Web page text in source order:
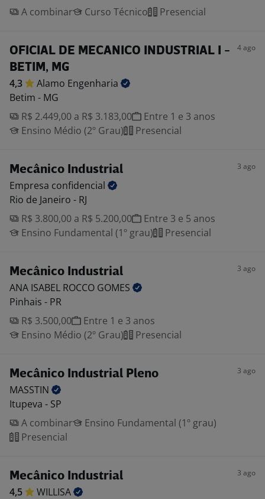
A combinar
Curso Técnico Presencial
OFICIAL DE MECANICO INDUSTRIAL I -
BETIM, MG
4 ago
4,3 Alamo Engenharia
Betim - MG
R$ 2.449,00 a R$ 3.183,00
Entre 1 e 3 anos
Ensino Médio (2º Grau)
Presencial
Mecânico Industrial 3 ago
Empresa confidencial
Rio de Janeiro - RJ
R$ 3.800,00 a R$ 5.200,00
Entre 3 e 5 anos
Ensino Fundamental (1º grau)
Presencial
Mecânico Industrial 3 ago
ANA ISABEL ROCCO GOMES
Pinhais - PR
R$ 3.500,00
Entre 1 e 3 anos
Ensino Médio (2º Grau)
Presencial
Mecânico Industrial Pleno 3 ago
MASSTIN
Itupeva - SP
A combinar
Ensino Fundamental (1º grau)
Presencial
Mecânico Industrial 3 ago
4,5
WILLISA